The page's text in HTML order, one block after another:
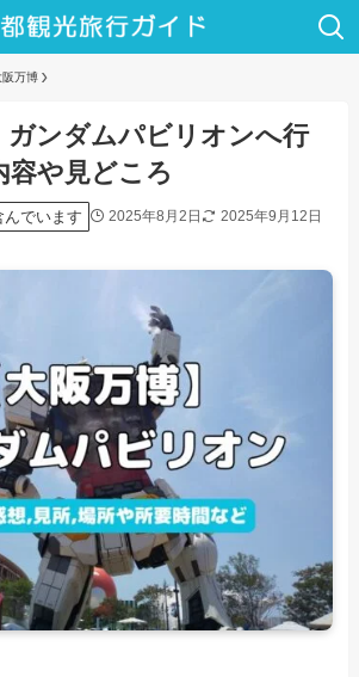
阪万博
ガンダムパビリオンへ行
容や見どころ
んでいます 2025年8月2日 2025年9月12日